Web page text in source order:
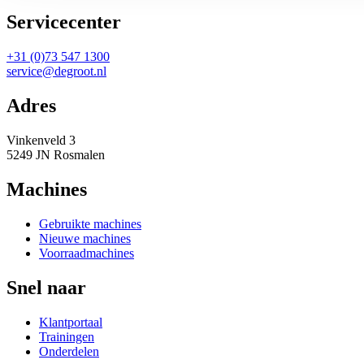
Servicecenter
+31 (0)73 547 1300
service@degroot.nl
Adres
Vinkenveld 3
5249 JN Rosmalen
Machines
Gebruikte machines
Nieuwe machines
Voorraadmachines
Snel naar
Klantportaal
Trainingen
Onderdelen